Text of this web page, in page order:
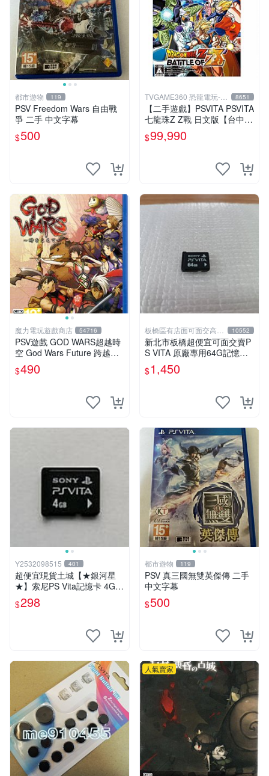
都市遊物 119
PSV Freedom Wars 自由戰
爭 二手 中文字幕
$500
TVGAME360 恐龍電玩-台
中店
8651
【二手遊戲】PSVITA PSVITA
七龍珠Z Z戰 日文版【台中恐
龍電玩】
$99,990
魔力電玩遊戲商店 54716
PSV遊戲 GOD WARS超越時
空 God Wars Future 跨越時
空 日文日版【板橋魔力】
$490
板橋區有店面可面交高價
回收電玩
10552
新北市板橋超便宜可面交賣P
S VITA 原廠專用64G記憶卡~
~實體店面可面交
$1,450
Y2532098515 401
超便宜現貨土城【★銀河星
★】索尼PS Vita記憶卡 4G，
適用於索尼SONY官方 Vita10
00型2000型都可以用
$298
都市遊物 119
PSV 真三國無雙英傑傳 二手
中文字幕
$500
人氣賣家